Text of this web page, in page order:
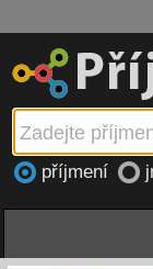
příjmení